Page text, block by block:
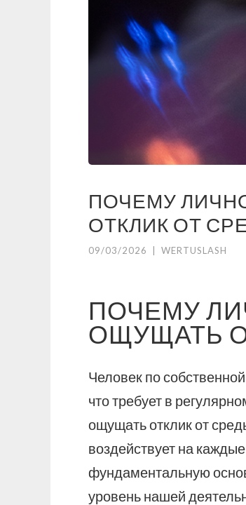
ПОЧЕМУ
ОТКЛИК ОТ
09/03/2026 WERTUSLASH
ПОЧЕМУ
ОЩУЩАТЬ
Человек по
что требует в
ощущать отклик от
воздействует на
фундаментальную
уровень нашей